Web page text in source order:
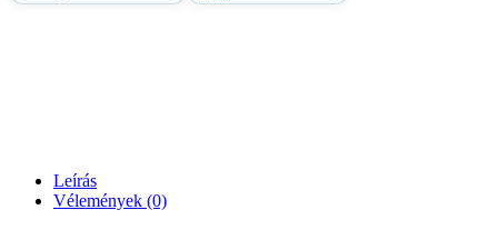
Leírás
Vélemények (0)